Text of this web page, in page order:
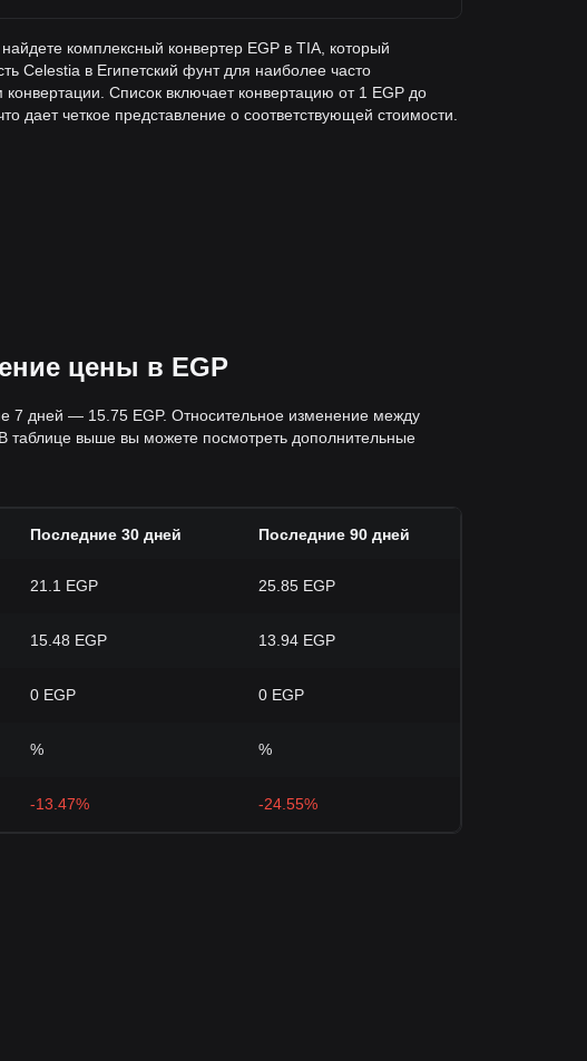
комплексный конвертер EGP в TIA, который
Celestia в Египетский фунт для наиболее часто
Список включает конвертацию от 1 EGP до
дает четкое представление о соответствующей стоимости.
цены в EGP
7 дней — 15.75 EGP. Относительное изменение между
таблице выше вы можете посмотреть дополнительные
Последние 30 дней Последние 90 дней
21.1 EGP 25.85 EGP
15.48 EGP 13.94 EGP
0 EGP 0 EGP
% %
-13.47% -24.55%